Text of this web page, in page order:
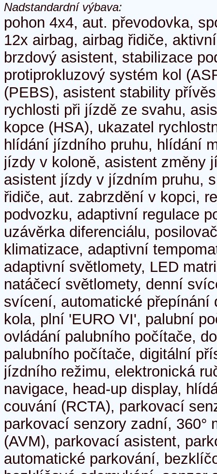
Nadstandardní výbava:
pohon 4x4, aut. převodovka,
12x airbag, airbag řidiče,
brzdový asistent, stabilizace
protiprokluzový systém kol
(PEBS), asistent stability
rychlosti při jízdě ze svahu,
kopce (HSA), ukazatel
hlídání jízdního pruhu, hlídání
jízdy v koloně, asistent změny
asistent jízdy v jízdním pruhu,
řidiče, aut. zabrzdění v kopci,
podvozku, adaptivní regulace
uzávěrka diferenciálu,
klimatizace, adaptivní
adaptivní světlomety, LED
natáčecí světlomety, denní
svícení, automatické přepínání
kola, plní 'EURO VI', palubní
ovládání palubního počítače,
palubního počítače, digitální
jízdního režimu, elektronická
navigace, head-up display,
couvání (RCTA), parkovací
parkovací senzory zadní, 360°
(AVM), parkovací asistent,
automatické parkování,